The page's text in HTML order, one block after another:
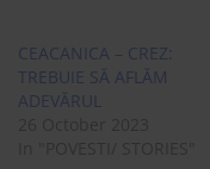
CEACANICA – CREZ:
TREBUIE SĂ AFLĂM
ADEVĂRUL